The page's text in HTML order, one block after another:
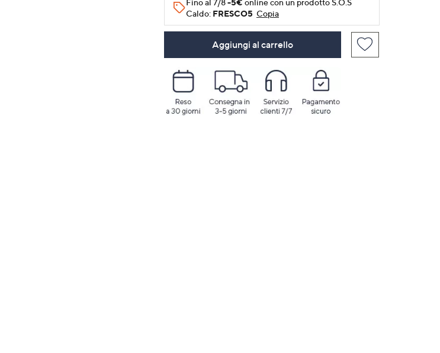
Fino al 7/8-5€ online con un prodotto S.O.S
Caldo: FRESCO5 Copia
Aggiungi al carrello